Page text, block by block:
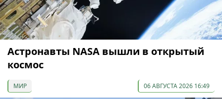
Астронавты NASA вышли в открытый
космос
МИР 06 АВГУСТА 2026 16:49